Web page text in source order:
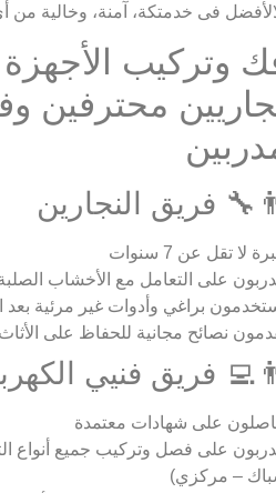
فى خدمتكة، آمنة، وخالية من
وتركيب
محترفين
فريق النجارين
لا تقل عن 7 سنوات
على التعامل مع الأخشاب
براغي وأدوات غير مرئية بعد
نصائح مجانية للحفاظ على الأثاث
فريق فنيي
على شهادات معتمدة
على فصل وتركيب جميع أنواع
– مركزي)